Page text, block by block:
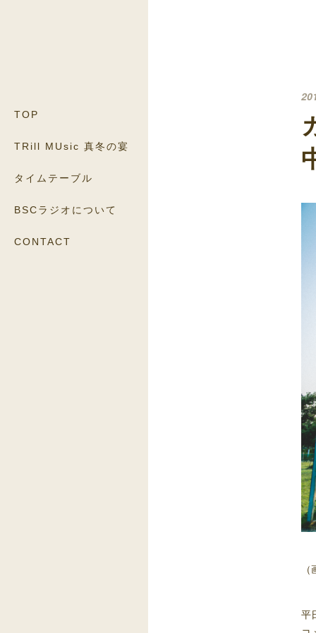
TOP
TRill MUsic 真冬の宴
タイムテーブル
BSCラジオについて
CONTACT
平